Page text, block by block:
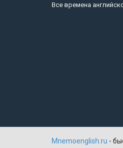
Все времена
Mnemoenglish.ru -